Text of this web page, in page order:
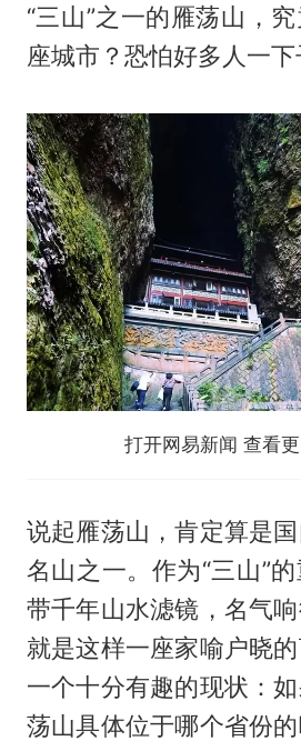
“三山”之一的雁荡山，
座城市？恐怕好多人一下
打开网易新闻 查看
说起雁荡山，肯定算是
名山之一。作为“三山”
带千年山水滤镜，名气
就是这样一座家喻户晓
一个十分有趣的现状：
荡山具体位于哪个省份